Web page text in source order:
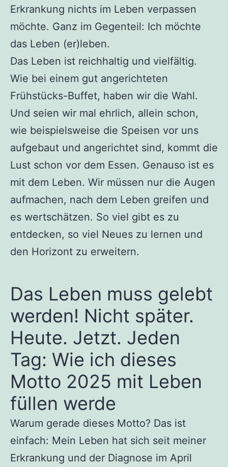
Erkrankung nichts im Leben verpassen
möchte. Ganz im Gegenteil: Ich möchte
das Leben (er)leben.
Das Leben ist reichhaltig und vielfältig.
Wie bei einem gut angerichteten
Frühstücks-Buffet, haben wir die Wahl.
Und seien wir mal ehrlich, allein schon,
wie beispielsweise die Speisen vor uns
aufgebaut und angerichtet sind, kommt die
Lust schon vor dem Essen. Genauso ist es
mit dem Leben. Wir müssen nur die Augen
aufmachen, nach dem Leben greifen und
es wertschätzen. So viel gibt es zu
entdecken, so viel Neues zu lernen und
den Horizont zu erweitern.
Das Leben muss gelebt
werden! Nicht später.
Heute. Jetzt. Jeden
Tag: Wie ich dieses
Motto 2025 mit Leben
füllen werde
Warum gerade dieses Motto? Das ist
einfach: Mein Leben hat sich seit meiner
Erkrankung und der Diagnose im April